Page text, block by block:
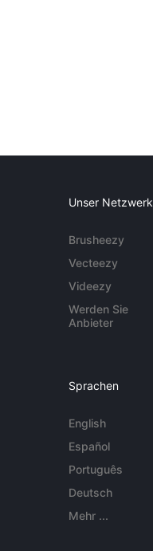
Unser Netzwerk
Brusheezy
Vecteezy
Videezy
Werden Sie
Anbieter
Sprachen
English
Español
Português
Deutsch
Mehr ...